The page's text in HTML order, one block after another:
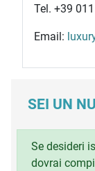
Tel. +39
Email:
SEI UN
Se desideri
dovrai